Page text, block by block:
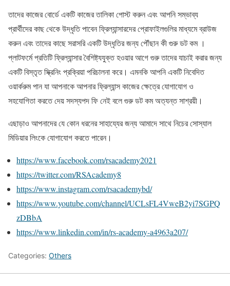
তাদের কাজের বোর্ডে একটি কাজের তালিকা পোস্ট করুন এবং আপনি সম্ভাব্য
প্রার্থীদের কাছ থেকে উদ্ধৃতি পাবেন ফ্রিল্যান্সারদের প্রোফাইলগুলির মাধ্যমে ব্রাউজ
করুন এবং তাদের কাছে সরাসরি একটি উদ্ধৃতির জন্য পৌঁছান কী গুরু ডট কম ।
প্লাটফর্মে প্রতিটি ফ্রিল্যান্সার বৈশিষ্ট্যযুক্ত হওয়ার আগে গুরু তাদের যাচাই করার জন্য
একটি বিস্তৃত স্ক্রিনিং প্রক্রিয়া পরিচালনা করে। এমনকি আপনি একটি নিবেদিত
ওয়ার্করুম পান যা আপনাকে আপনার ফ্রিল্যান্স কাজের ক্ষেত্রে যোগাযোগ ও
সহযোগিতা করতে দেয় সদস্যপদ ফি নেই বলে গুরু ডট কম অত্যন্ত সাশ্রয়ী।
এছাড়াও আপনাদের যে কোন ধরনের সাহায্যের জন্য আমাদে সাথে নিচের সোস্যাল
মিডিয়ার লিংকে যোগাযোগ করতে পারেন।
https://www.facebook.com/rsacademy2021
https://twitter.com/RSAcademy8
https://www.instagram.com/rsacademybd/
https://www.youtube.com/channel/UCLsFL4VweB2yi7SGPQ
zDBbA
https://www.linkedin.com/in/rs-academy-a4963a207/
Categories: Others